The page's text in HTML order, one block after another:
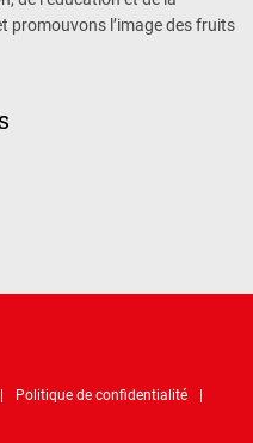
promouvons l’image des fruits
Politique de confidentialité